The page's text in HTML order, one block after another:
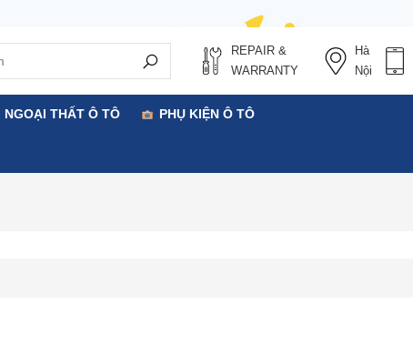
REPAIR &
WARRANTY
Hà
Nội
NGOẠI THẤT Ô TÔ PHỤ KIỆN Ô TÔ